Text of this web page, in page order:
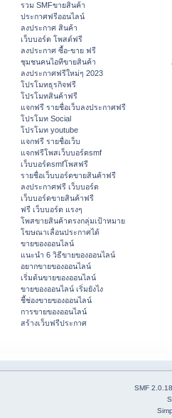
รวม SMFขายสินค้า
ประกาศฟรีออนไลน์
ลงประกาศ สินค้า
เว็บบอร์ด โพสต์ฟรี
ลงประกาศ ซื้อ-ขาย ฟรี
ชุมชนคนไอทีขายสินค้า
ลงประกาศฟรีใหม่ๆ 2023
โปรโมทธุรกิจฟรี
โปรโมทสินค้าฟรี
แจกฟรี รายชื่อเว็บลงประกาศฟรี
โปรโมท Social
โปรโมท youtube
แจกฟรี รายชื่อเว็บ
แจกฟรีโพสเว็บบอร์ดsmf
เว็บบอร์ดsmfโพสฟรี
รายชื่อเว็บบอร์ดขายสินค้าฟรี
ลงประกาศฟรี เว็บบอร์ด
เว็บบอร์ดขายสินค้าฟรี
ฟรี เว็บบอร์ด แรงๆ
โพสขายสินค้าตรงกลุ่มเป้าหมาย
โฆษณาเลื่อนประกาศได้
ขายของออนไลน์
แนะนำ 6 วิธีขายของออนไลน์
อยากขายของออนไลน์
เริ่มต้นขายของออนไลน์
ขายของออนไลน์ เริ่มยังไง
ชี้ช่องขายของออนไลน์
การขายของออนไลน์
สร้างเว็บฟรีประกาศ
SMF 2.0.18